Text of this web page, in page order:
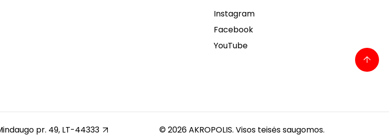
Instagram
Facebook
YouTube
pr. 49, LT-44333 © 2026 AKROPOLIS. Visos teisės saugomos.